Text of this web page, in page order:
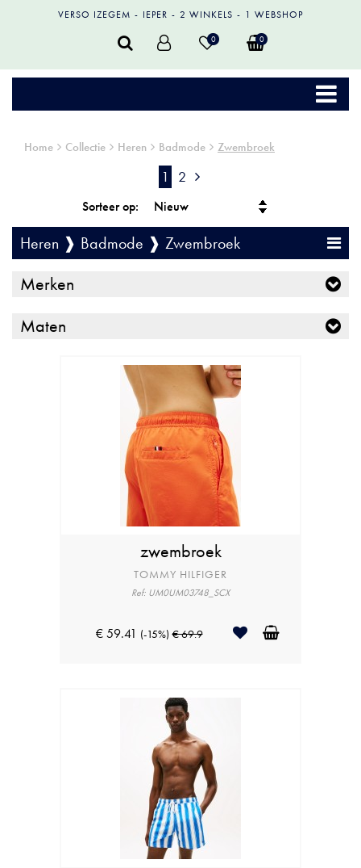
VERSO IZEGEM IEPER 2 WINKELS 1 WEBSHOP
0 0
Home Collectie Heren Badmode Zwembroek
1 2
Sorteer op:
Heren ❱ Badmode ❱ Zwembroek
Merken
Maten
zwembroek
TOMMY HILFIGER
Ref: UM0UM03748_SCX
€ 59.41 (-15%) € 69.9